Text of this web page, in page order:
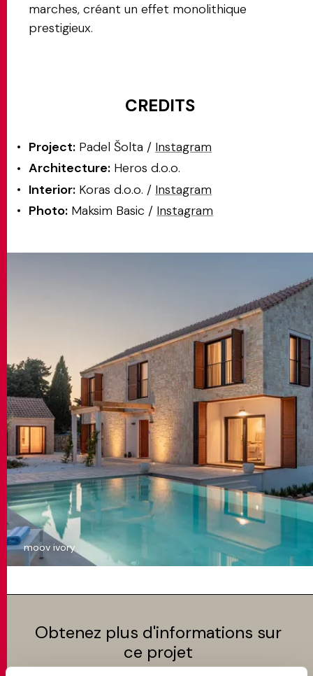
moov ivory
marches, créant un effet monolithique
prestigieux.
CREDITS
Project: Padel Šolta / Instagram
Architecture: Heros d.o.o.
Interior: Koras d.o.o. / Instagram
Photo: Maksim Basic / Instagram
Obtenez plus d'informations sur
ce projet